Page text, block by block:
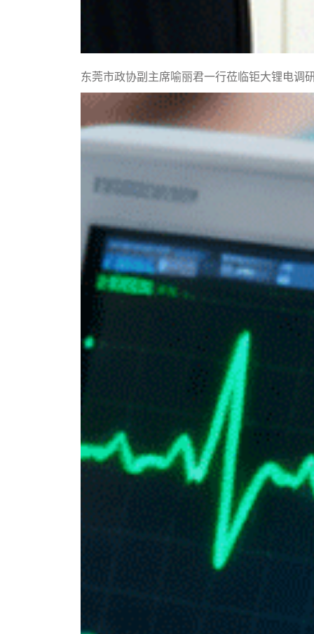
东莞市政协副主席喻丽君一行莅临钜大锂电调